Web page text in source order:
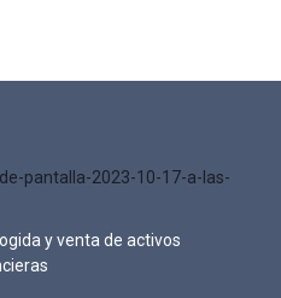
y venta de activos